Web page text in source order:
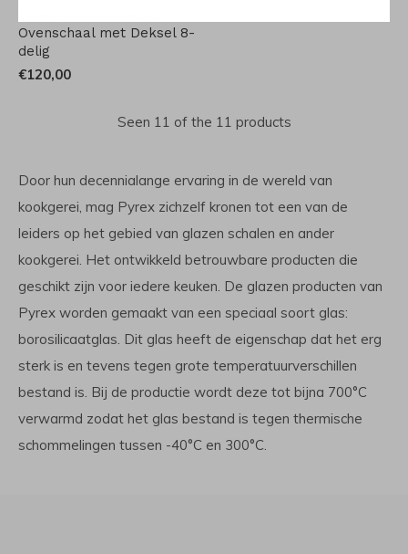
Ovenschaal met Deksel 8-
delig
€120,00
Seen 11 of the 11 products
Door hun decennialange ervaring in de wereld van
kookgerei, mag Pyrex zichzelf kronen tot een van de
leiders op het gebied van glazen schalen en ander
kookgerei. Het ontwikkeld betrouwbare producten die
geschikt zijn voor iedere keuken. De glazen producten van
Pyrex worden gemaakt van een speciaal soort glas:
borosilicaatglas. Dit glas heeft de eigenschap dat het erg
sterk is en tevens tegen grote temperatuurverschillen
bestand is. Bij de productie wordt deze tot bijna 700°C
verwarmd zodat het glas bestand is tegen thermische
schommelingen tussen -40°C en 300°C.